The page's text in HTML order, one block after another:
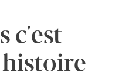
sc'est
histoire